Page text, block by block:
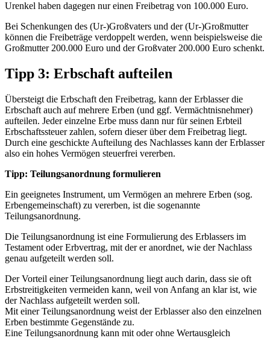
Urenkel haben dagegen nur einen Freibetrag von 100.000 Euro.
Bei Schenkungen des (Ur-)Großvaters und der (Ur-)Großmutter
können die Freibeträge verdoppelt werden, wenn beispielsweise die
Großmutter 200.000 Euro und der Großvater 200.000 Euro schenkt.
Tipp 3: Erbschaft aufteilen
‌Übersteigt die Erbschaft den Freibetrag, kann der Erblasser die
Erbschaft auch auf mehrere Erben (und ggf. Vermächtnisnehmer)
aufteilen. Jeder einzelne Erbe muss dann nur für seinen Erbteil
Erbschaftssteuer zahlen, sofern dieser über dem Freibetrag liegt.
Durch eine geschickte Aufteilung des Nachlasses kann der Erblasser
also ein hohes Vermögen steuerfrei vererben.
Tipp: Teilungsanordnung formulieren
Ein geeignetes Instrument, um Vermögen an mehrere Erben (sog.
Erbengemeinschaft) zu vererben, ist die sogenannte
Teilungsanordnung.
Die Teilungsanordnung ist eine Formulierung des Erblassers im
Testament oder Erbvertrag, mit der er anordnet, wie der Nachlass
genau aufgeteilt werden soll.
Der Vorteil einer Teilungsanordnung liegt auch darin, dass sie oft
Erbstreitigkeiten vermeiden kann, weil von Anfang an klar ist, wie
der Nachlass aufgeteilt werden soll.
Mit einer Teilungsanordnung weist der Erblasser also den einzelnen
Erben bestimmte Gegenstände zu.
Eine Teilungsanordnung kann mit oder ohne Wertausgleich